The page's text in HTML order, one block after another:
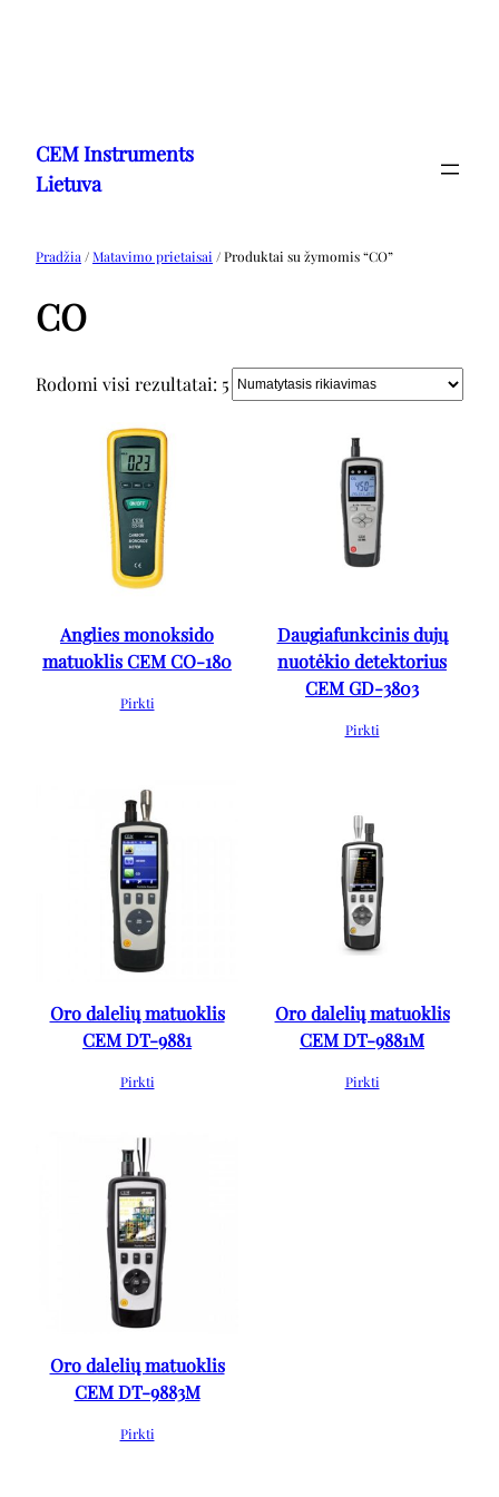
turinio
CEM Instruments
Lietuva
Pradžia /Matavimo prietaisai / Produktai su žymomis “CO”
CO
Rodomi visi rezultatai: 5
Anglies monoksido
matuoklis CEM CO-180
Pirkti
Daugiafunkcinis dujų
nuotėkio detektorius
CEM GD-3803
Pirkti
Oro dalelių matuoklis
CEM DT-9881
Pirkti
Oro dalelių matuoklis
CEM DT-9881M
Pirkti
Oro dalelių matuoklis
CEM DT-9883M
Pirkti